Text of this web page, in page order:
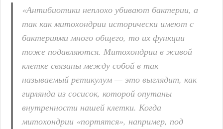
«Антибиотики неплохо убивают бактерии, а
так как митохондрии исторически имеют с
бактериями много общего, то их функции
тоже подавляются. Митохондрии в живой
клетке связаны между собой в так
называемый ретикулум — это выглядит, как
гирлянда из сосисок, которой опутаны
внутренности нашей клетки. Когда
митохондрии «портятся», например, под